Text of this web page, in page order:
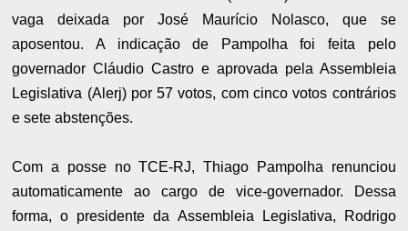
vaga deixada por José Maurício Nolasco, que se
aposentou. A indicação de Pampolha foi feita pelo
governador Cláudio Castro e aprovada pela Assembleia
Legislativa (Alerj) por 57 votos, com cinco votos contrários
e sete abstenções.
Com a posse no TCE-RJ, Thiago Pampolha renunciou
automaticamente ao cargo de vice-governador. Dessa
forma, o presidente da Assembleia Legislativa, Rodrigo